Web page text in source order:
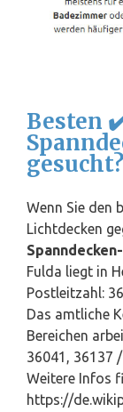
Besten
gesucht?
Wenn Sie den
Lichtdecken
Fulda liegt in
Postleitzahl:
Das amtliche
Bereichen
36041, 36137
Weitere Infos
https://